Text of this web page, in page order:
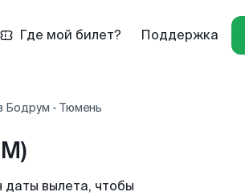
Где мой билет? Поддержка
Бодрум - Тюмень
вылета, чтобы